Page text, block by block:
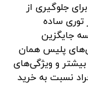
جلوگیری از
توری ساده
جایگزین
پلیس همان
بیشتر و ویژگی‌های
نسبت به خرید